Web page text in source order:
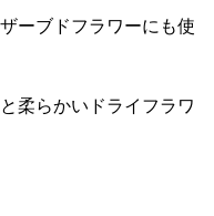
ーブドフラワーにも使
柔らかいドライフラワ